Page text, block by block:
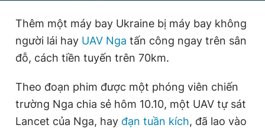
Đọc Thanh Niên trên điện thoại
Theo dõi báo trên
Thêm một máy bay Ukraine bị máy bay không
người lái hay UAV Nga tấn công ngay trên sân
đỗ, cách tiền tuyến trên 70km.
Theo đoạn phim được một phóng viên chiến
trường Nga chia sẻ hôm 10.10, một UAV tự sát
Lancet của Nga, hay đạn tuần kích, đã lao vào